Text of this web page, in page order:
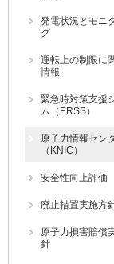
発電状況とモニ
グ
運転上の制限に
情報
緊急時対策支援
ム（ERSS）
原子力情報セン
（KNIC）
安全性向上評価
廃止措置実施方
原子力損害賠償
針